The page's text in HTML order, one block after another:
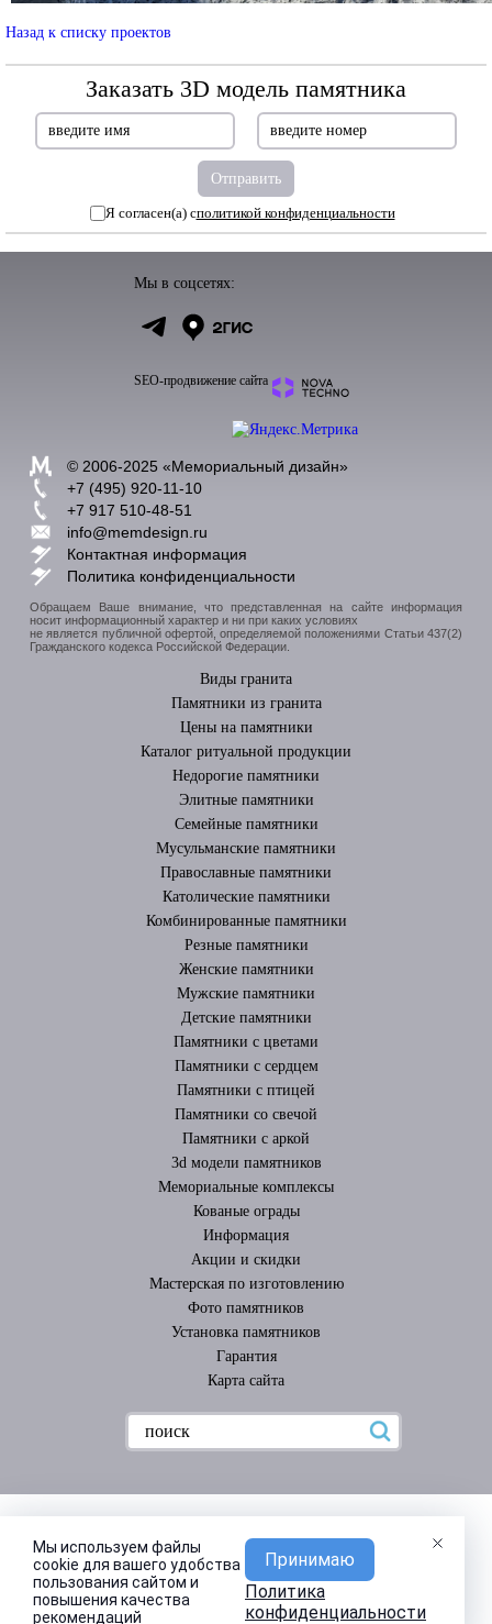
Назад к списку проектов
Заказать 3D модель памятника
Я согласен(а) сполитикой конфиденциальности
Мы в соцсетях:
SEO-продвижение сайта
© 2006-2025 «Мемориальный дизайн»
+7 (495) 920-11-10
+7 917 510-48-51
info@memdesign.ru
Контактная информация
Политика конфиденциальности
Обращаем Ваше внимание, что представленная на сайте информация
носит информационный характер и ни при каких условиях
не является публичной офертой, определяемой положениями Статьи 437(2)
Гражданского кодекса Российской Федерации.
Виды гранита
Памятники из гранита
Цены на памятники
Каталог ритуальной продукции
Недорогие памятники
Элитные памятники
Cемейные памятники
Мусульманские памятники
Православные памятники
Католические памятники
Комбинированные памятники
Резные памятники
Женские памятники
Мужские памятники
Детские памятники
Памятники с цветами
Памятники с сердцем
Памятники с птицей
Памятники со свечой
Памятники с аркой
3d модели памятников
Мемориальные комплексы
Кованые ограды
Информация
Акции и скидки
Мастерская по изготовлению
Фото памятников
Установка памятников
Гарантия
Карта сайта
Мы используем файлы
cookie для вашего удобства
пользования сайтом и
повышения качества
рекомендаций
Принимаю
Политика
конфиденциальности